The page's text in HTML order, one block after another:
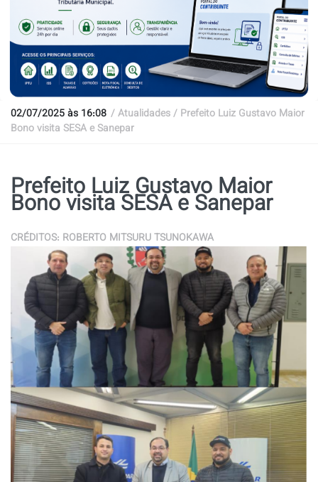
02/07/2025 às 16:08 / Atualidades / Prefeito Luiz Gustavo Maior
Bono visita SESA e Sanepar
Prefeito Luiz Gustavo Maior
Bono visita SESA e Sanepar
CRÉDITOS: ROBERTO MITSURU TSUNOKAWA